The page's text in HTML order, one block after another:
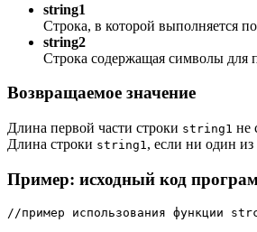
string1
Строка, в которой выполняется
string2
Строка содержащая символы для
Возвращаемое значение
Длина первой части строки string1 не
Длина строки string1, если ни один
Пример: исходный код
//пример использования функции